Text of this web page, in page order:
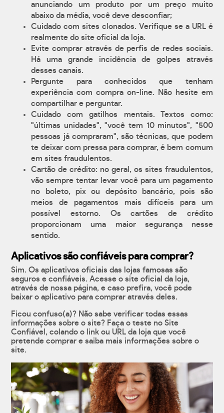
anunciando um produto por um preço muito
abaixo da média, você deve desconfiar;
Cuidado com sites clonados. Verifique se a URL é
realmente do site oficial da loja.
Evite comprar através de perfis de redes sociais.
Há uma grande incidência de golpes através
desses canais.
Pergunte para conhecidos que tenham
experiência com compra on-line. Não hesite em
compartilhar e perguntar.
Cuidado com gatilhos mentais. Textos como:
"últimas unidades", "você tem 10 minutos", "500
pessoas já compraram", são técnicas, que podem
te deixar com pressa para comprar, é bem comum
em sites fraudulentos.
Cartão de crédito: no geral, os sites fraudulentos,
vão sempre tentar levar você para um pagamento
no boleto, pix ou depósito bancário, pois são
meios de pagamentos mais difíceis para um
possível estorno. Os cartões de crédito
proporcionam uma maior segurança nesse
sentido.
Aplicativos são confiáveis para comprar?
Sim. Os aplicativos oficiais das lojas famosas são
seguros e confiáveis. Acesse o site oficial da loja,
através de nossa página, e caso prefira, você pode
baixar o aplicativo para comprar através deles.
Ficou confuso(a)? Não sabe verificar todas essas
informações sobre o site? Faça o teste no Site
Confiável, colando o link ou URL da loja que você
pretende comprar e saiba mais informações sobre o
site.